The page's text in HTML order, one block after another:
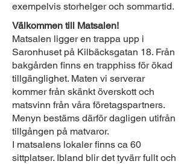
exempelvis storhelger och sommartid.
​Välkommen till Matsalen!
Matsalen ligger en trappa upp i
Saronhuset på Kilbäcksgatan 18. Från
bakgården finns en trapphiss för ökad
tillgänglighet. Maten vi serverar
kommer från skänkt överskott och
matsvinn från våra företagspartners.
Menyn bestäms därför dagligen utifrån
tillgången på matvaror.
I matsalens lokaler finns ca 60
sittplatser. Ibland blir det tyvärr fullt och